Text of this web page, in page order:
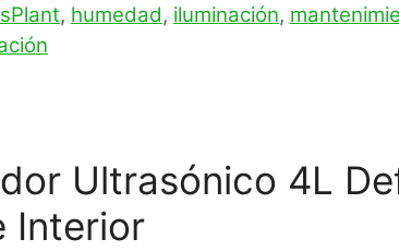
, humedad, iluminación,
Ultrasónico 4L
Interior